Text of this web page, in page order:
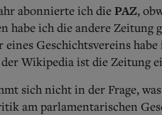
abonnierte ich diePAZ,
habe ich die andere Zeitung
Geschichtsvereins
Wikipedia ist die Zeitung
sich nicht in der Frage,
am parlamentarischen